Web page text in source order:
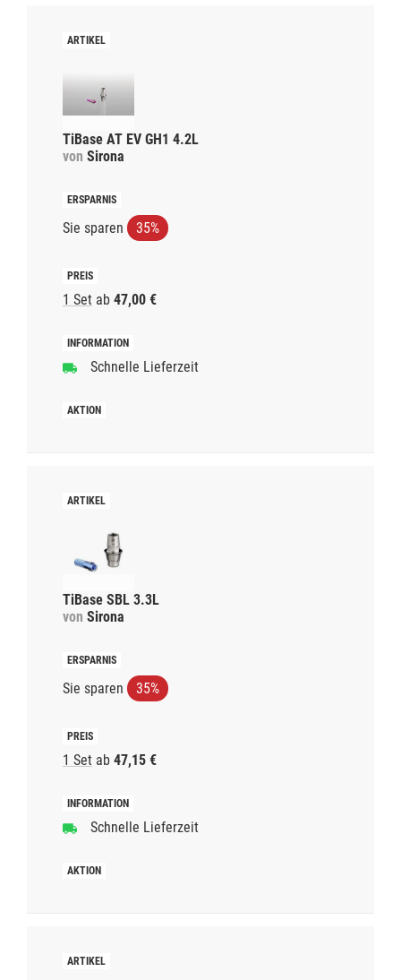
TiBase AT EV GH1 4.2L
von Sirona
Sie sparen 35%
1 Set ab 47,00 €
Schnelle Lieferzeit
TiBase SBL 3.3L
von Sirona
Sie sparen 35%
1 Set ab 47,15 €
Schnelle Lieferzeit